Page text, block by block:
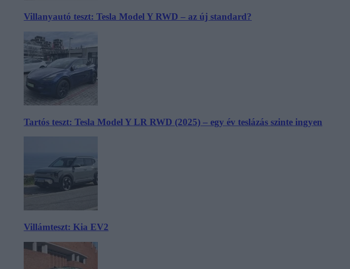
Villanyautó teszt: Tesla Model Y RWD – az új standard?
Tartós teszt: Tesla Model Y LR RWD (2025) – egy év teslázás szinte ingyen
Villámteszt: Kia EV2